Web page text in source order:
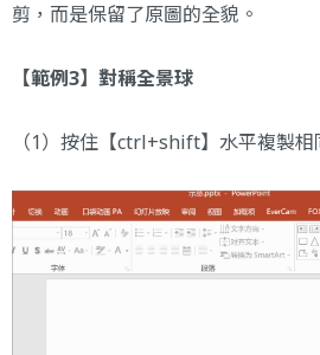
剪，而是保留了原圖的全貌。
【範例3】對稱全景球
（1）按住【ctrl+shift】水平複製相